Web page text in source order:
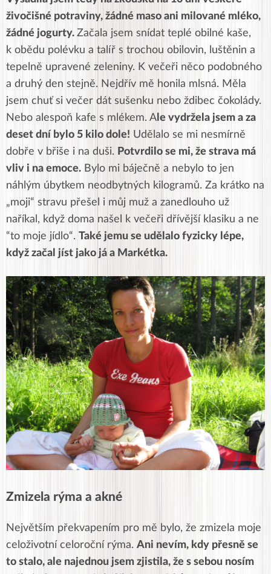
živočišné potraviny, žádné maso ani milované mléko,
žádné jogurty. Začala jsem snídat teplé obilné kaše,
k obědu polévku a talíř s trochou obilovin, luštěnin a
tepelně upravené zeleniny. K večeři něco podobného
a druhý den stejně. Nejdřív mě honila mlsná. Měla
jsem chuť si večer dát sušenku nebo ždibec čokolády.
Nebo alespoň kafe s mlékem. A le vydržela jsem a za
deset dní bylo 5 kilo dole! Udělalo se mi nesmírně
dobře v břiše i na duši. Potvrdilo se mi, že strava má
vliv i na emoce. Bylo mi báječně a nebylo to jen
náhlým úbytkem neodbytných kilogramů. Za krátko na
„moji“ stravu přešel i můj muž a zanedlouho už
naříkal, když doma našel k večeři dřívější klasiku a ne
“to moje jídlo“. Také jemu se udělalo fyzicky lépe,
když začal jíst jako já a Markétka.
Zmizela rýma a akné
Největším překvapením pro mě bylo, že zmizela moje
celoživotní celoroční rýma. Ani nevím, kdy přesně se
to stalo, ale najednou jsem zjistila, že s sebou nosím